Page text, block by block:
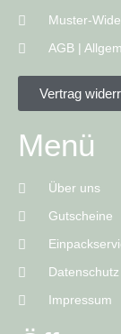
Muster-
AGB |
Vertrag
Menü
Über uns
Gutscheine
Datenschutz
Impressum